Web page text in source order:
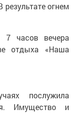
огнем
7 часов вечера
отдыха «Наша
послужила
Имущество и